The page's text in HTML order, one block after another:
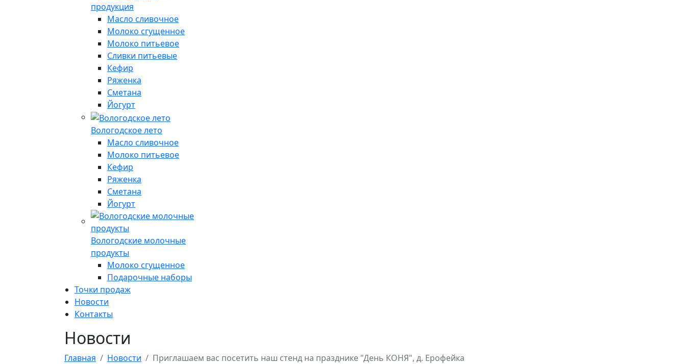
продукция
Масло сливочное
Молоко сгущенное
Молоко питьевое
Сливки питьевые
Кефир
Ряженка
Сметана
Йогурт
Вологодское лето
Масло сливочное
Молоко питьевое
Кефир
Ряженка
Сметана
Йогурт
Вологодские молочные
продукты
Молоко сгущенное
Подарочные наборы
Точки продаж
Новости
Контакты
Новости
Главная Новости Приглашаем вас посетить наш стенд на празднике "День КОНЯ", д. Ерофейка